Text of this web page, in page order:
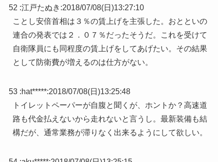
52 :江戸たぬき :2018/07/08(日)13:27:10
ことし安倍首相は３％の賃上げを主張した。おとといの
連合の発表では２．０７％だったそうだ。これを受けて
自衛隊員にも同程度の賃上げをしてあげたい。その結果
として防衛費が増えるのは仕方がない。
53 :hat*****:2018/07/08(日)13:25:48
トイレットペーパーが自腹と聞くが、ホントか？高速道
路も代金払えないから走れないと言うし。最新装備も結
構だが、通常業務が滞りなく出来るようにして欲しい。